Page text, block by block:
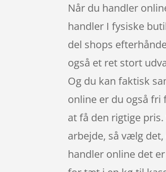
Når du handler
handler I fysiske
del shops
også et ret stort
Og du kan faktisk
online er du også fri
at få den rigtige
arbejde, så vælg
handler online det